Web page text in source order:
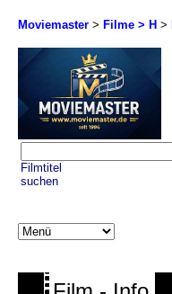
Moviemaster > Filme > H >
Filmtitel
suchen